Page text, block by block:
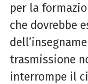
per la
che dovrebbe
trasmissione
interrompe il